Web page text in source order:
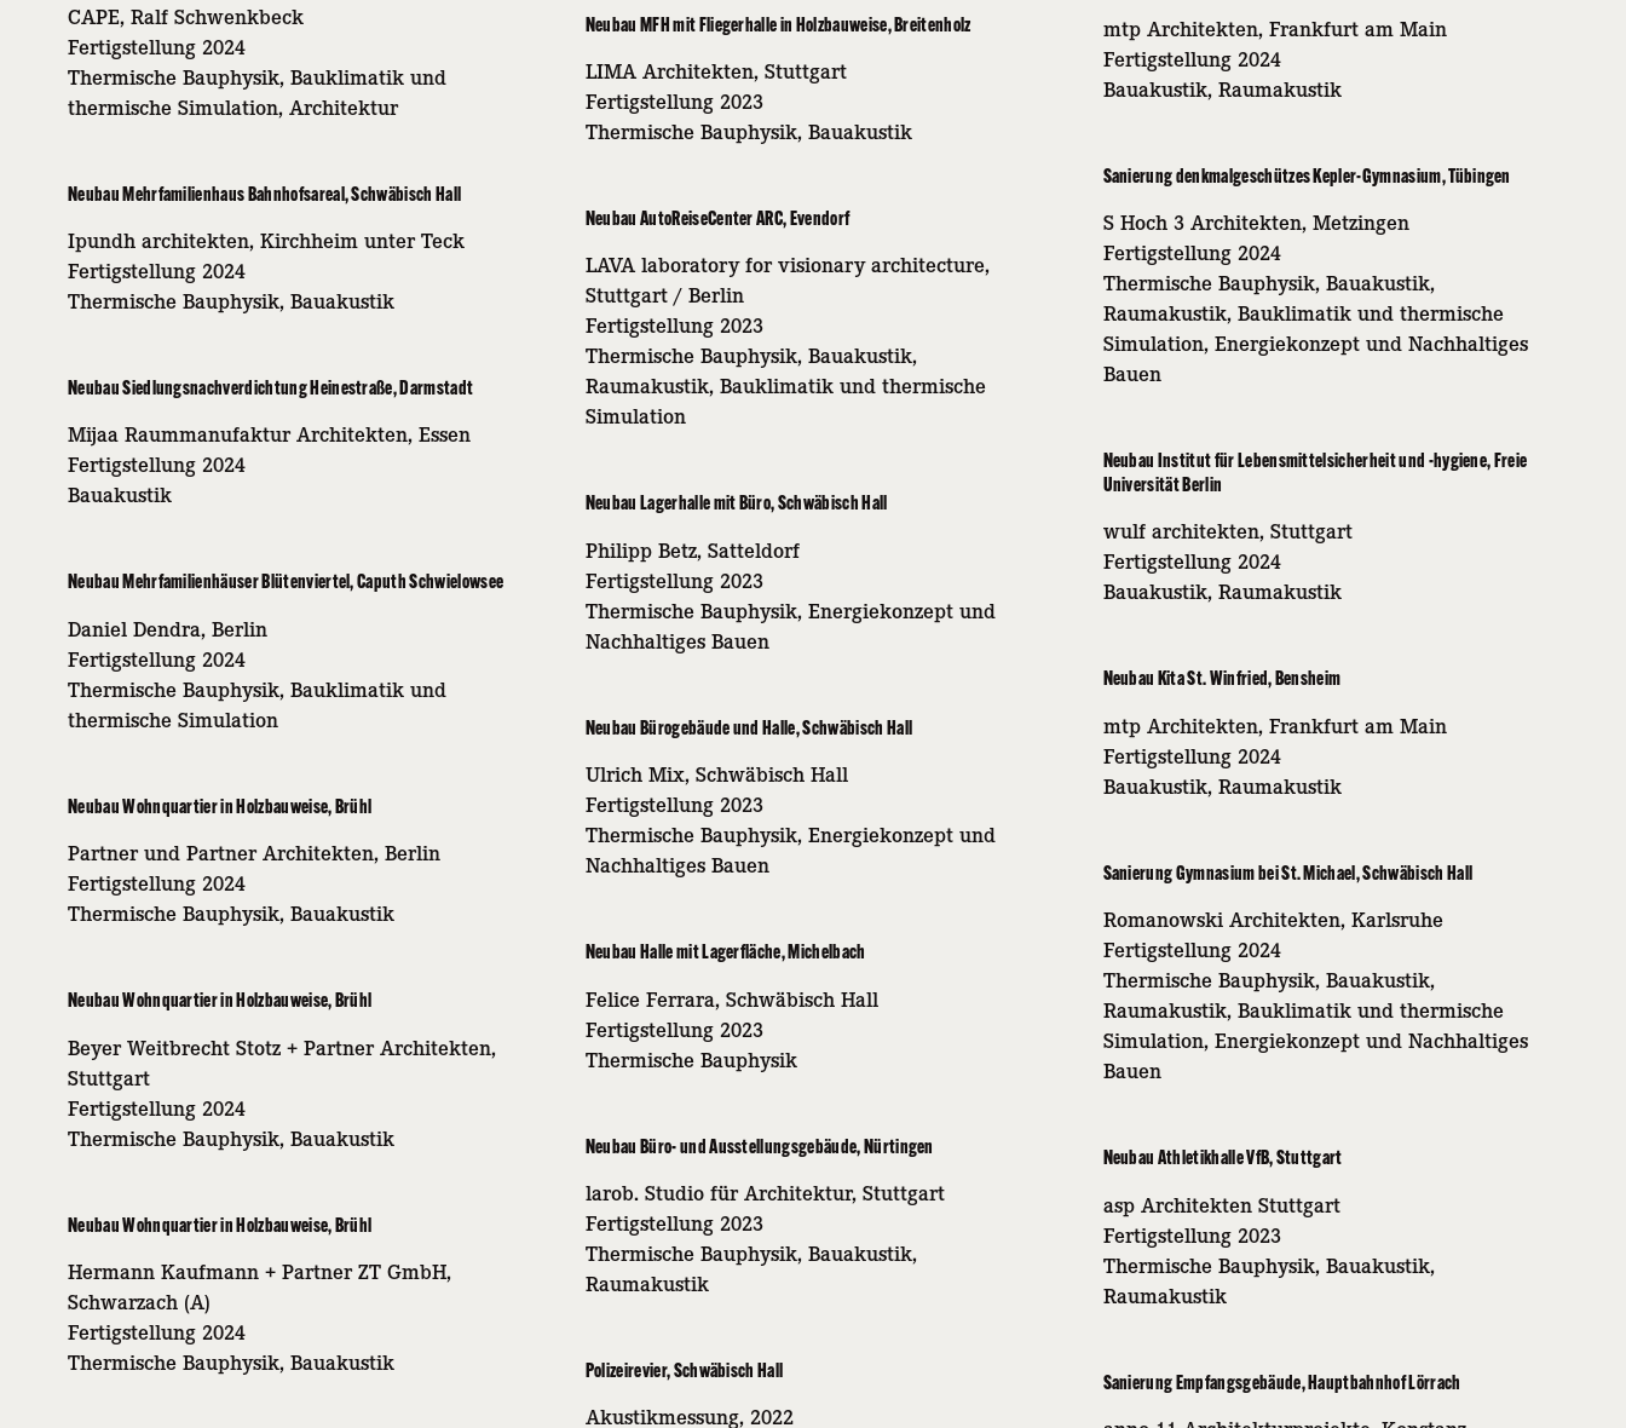
CAPE, Ralf Schwenkbeck
Fertigstellung 2024
Thermische Bauphysik, Bauklimatik und
thermische Simulation, Architektur
Neubau Mehrfamilienhaus Bahnhofsareal, Schwäbisch Hall
Ipundh architekten, Kirchheim unter Teck
Fertigstellung 2024
Thermische Bauphysik, Bauakustik
Neubau Siedlungsnachverdichtung Heinestraße, Darmstadt
Mijaa Raummanufaktur Architekten, Essen
Fertigstellung 2024
Bauakustik
Neubau Mehrfamilienhäuser Blütenviertel, Caputh Schwielowsee
Daniel Dendra, Berlin
Fertigstellung 2024
Thermische Bauphysik, Bauklimatik und
thermische Simulation
Neubau Wohnquartier in Holzbauweise, Brühl
Partner und Partner Architekten, Berlin
Fertigstellung 2024
Thermische Bauphysik, Bauakustik
Neubau Wohnquartier in Holzbauweise, Brühl
Beyer Weitbrecht Stotz + Partner Architekten,
Stuttgart
Fertigstellung 2024
Thermische Bauphysik, Bauakustik
Neubau Wohnquartier in Holzbauweise, Brühl
Hermann Kaufmann + Partner ZT GmbH,
Schwarzach (A)
Fertigstellung 2024
Thermische Bauphysik, Bauakustik
Neubau MFH mit Fliegerhalle in Holzbauweise, Breitenholz
LIMA Architekten, Stuttgart
Fertigstellung 2023
Thermische Bauphysik, Bauakustik
Neubau AutoReiseCenter ARC, Evendorf
LAVA laboratory for visionary architecture,
Stuttgart / Berlin
Fertigstellung 2023
Thermische Bauphysik, Bauakustik,
Raumakustik, Bauklimatik und thermische
Simulation
Neubau Lagerhalle mit Büro, Schwäbisch Hall
Philipp Betz, Satteldorf
Fertigstellung 2023
Thermische Bauphysik, Energiekonzept und
Nachhaltiges Bauen
Neubau Bürogebäude und Halle, Schwäbisch Hall
Ulrich Mix, Schwäbisch Hall
Fertigstellung 2023
Thermische Bauphysik, Energiekonzept und
Nachhaltiges Bauen
Neubau Halle mit Lagerfläche, Michelbach
Felice Ferrara, Schwäbisch Hall
Fertigstellung 2023
Thermische Bauphysik
Neubau Büro- und Ausstellungsgebäude, Nürtingen
larob. Studio für Architektur, Stuttgart
Fertigstellung 2023
Thermische Bauphysik, Bauakustik,
Raumakustik
Polizeirevier, Schwäbisch Hall
Akustikmessung, 2022
mtp Architekten, Frankfurt am Main
Fertigstellung 2024
Bauakustik, Raumakustik
Sanierung denkmalgeschützes Kepler-Gymnasium, Tübingen
S Hoch 3 Architekten, Metzingen
Fertigstellung 2024
Thermische Bauphysik, Bauakustik,
Raumakustik, Bauklimatik und thermische
Simulation, Energiekonzept und Nachhaltiges
Bauen
Neubau Institut für Lebensmittelsicherheit und -hygiene, Freie
Universität Berlin
wulf architekten, Stuttgart
Fertigstellung 2024
Bauakustik, Raumakustik
Neubau Kita St. Winfried, Bensheim
mtp Architekten, Frankfurt am Main
Fertigstellung 2024
Bauakustik, Raumakustik
Sanierung Gymnasium bei St. Michael, Schwäbisch Hall
Romanowski Architekten, Karlsruhe
Fertigstellung 2024
Thermische Bauphysik, Bauakustik,
Raumakustik, Bauklimatik und thermische
Simulation, Energiekonzept und Nachhaltiges
Bauen
Neubau Athletikhalle VfB, Stuttgart
asp Architekten Stuttgart
Fertigstellung 2023
Thermische Bauphysik, Bauakustik,
Raumakustik
Sanierung Empfangsgebäude, Hauptbahnhof Lörrach